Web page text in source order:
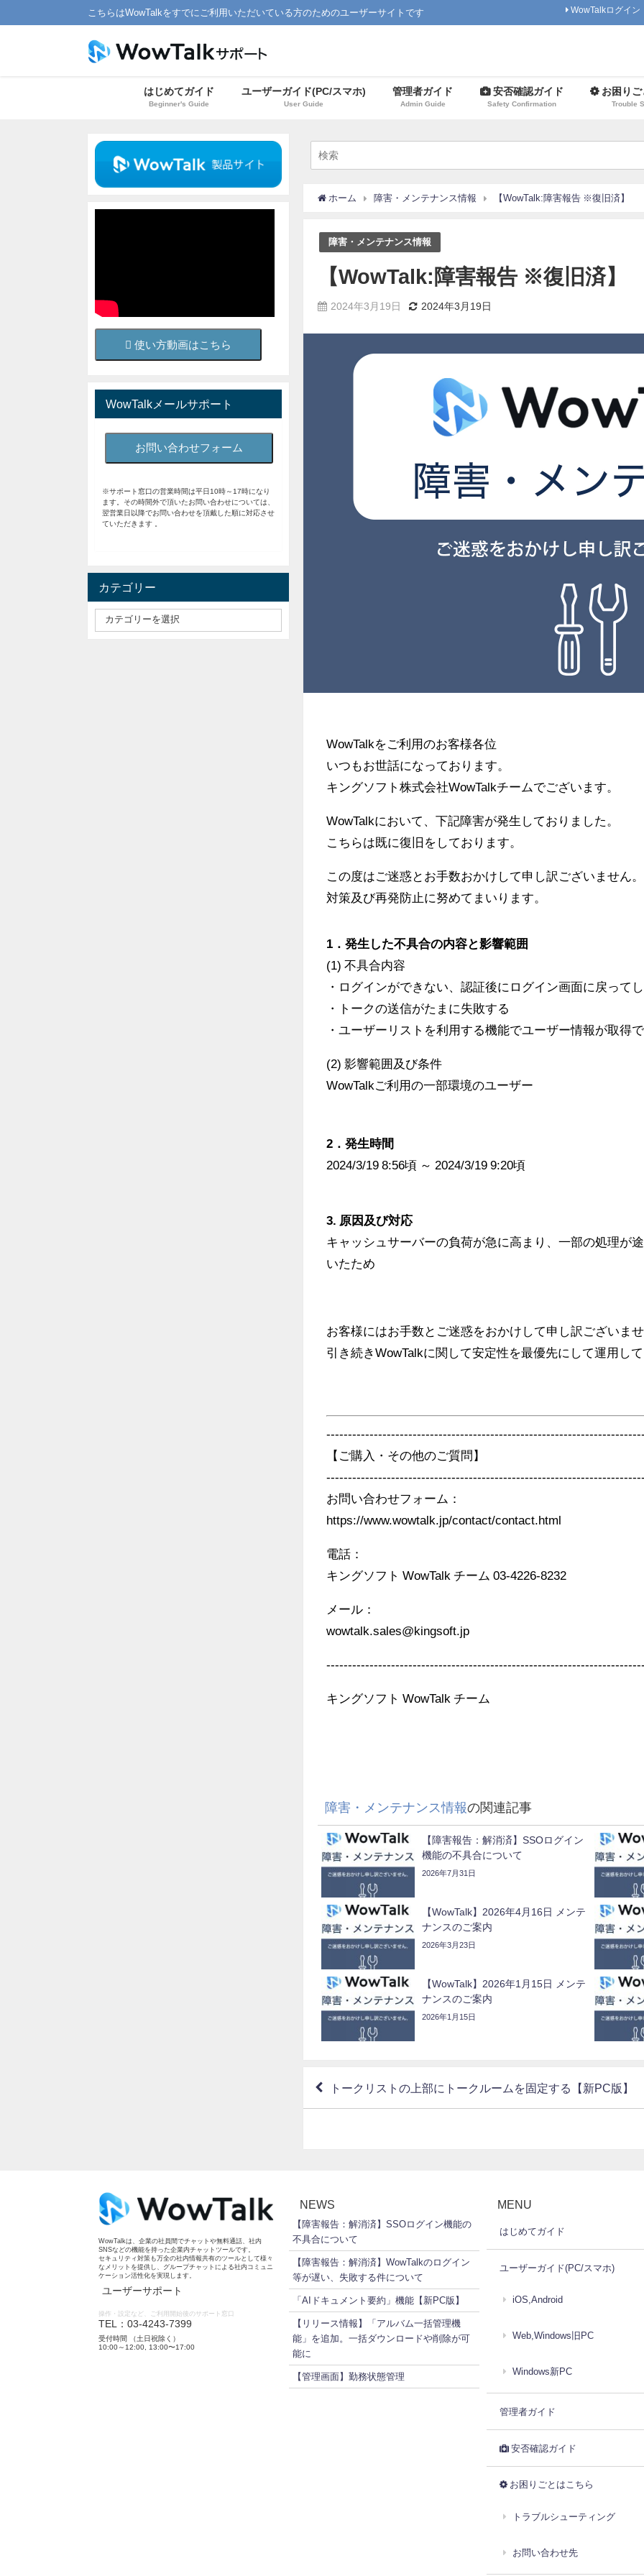
こちらはWowTalkをすでにご利用いただいている方のためのユーザーサイトです WowTalkログイン
はじめてガイド
Beginner's Guide
ユーザーガイド(PC/スマホ)
User Guide
管理者ガイド
Admin Guide
安否確認ガイド
Safety Confirmation
お困りご
Trouble
ホーム 障害・メンテナンス情報 【WowTalk:障害報告 ※復旧済】
障害・メンテナンス情報
【WowTalk:障害報告 ※復旧済】
2024年3月19日 2024年3月19日
WowTalkをご利用のお客様各位
いつもお世話になっております。
キングソフト株式会社WowTalkチームでございます。
WowTalkにおいて、下記障害が発生しておりました。
こちらは既に復旧をしております。
この度はご迷惑とお手数おかけして申し訳ございません。
対策及び再発防止に努めてまいります。
1．発生した不具合の内容と影響範囲
(1) 不具合内容
・ログインができない、認証後にログイン画面に戻って
・トークの送信がたまに失敗する
・ユーザーリストを利用する機能でユーザー情報が取得
(2) 影響範囲及び条件
WowTalkご利用の一部環境のユーザー
2．発生時間
2024/3/19 8:56頃 ～ 2024/3/19 9:20頃
3. 原因及び対応
キャッシュサーバーの負荷が急に高まり、一部の処理が
いたため
お客様にはお手数とご迷惑をおかけして申し訳ございませ
引き続きWowTalkに関して安定性を最優先にして運用して
【ご購入・その他のご質問】
お問い合わせフォーム：
https://www.wowtalk.jp/contact/contact.html
電話：
キングソフト WowTalk チーム 03-4226-8232
メール：
wowtalk.sales@kingsoft.jp
キングソフト WowTalk チーム
障害・メンテナンス情報の関連記事
【障害報告：解消済】SSOログイン
機能の不具合について
2026年7月31日
【WowTalk】2026年4月16日 メンテ
ナンスのご案内
2026年3月23日
【WowTalk】2026年1月15日 メンテ
ナンスのご案内
2026年1月15日
トークリストの上部にトークルームを固定する【新PC版】
使い方動画はこちら
WowTalkメールサポート
お問い合わせフォーム
※サポート窓口の営業時間は平日10時～17時になり
ます。その時間外で頂いたお問い合わせについては、
翌営業日以降でお問い合わせを頂戴した順に対応させ
ていただきます 。
カテゴリー
WowTalkは、企業の社員間でチャットや無料通話、社内
SNSなどの機能を持った企業内チャットツールです。
セキュリティ対策も万全の社内情報共有のツールとして様々
なメリットを提供し、グループチャットによる社内コミュニ
ケーション活性化を実現します。
ユーザーサポート
操作・設定など、ご利用開始後のサポート窓口
TEL：03-4243-7399
受付時間 （土日祝除く）
10:00～12:00, 13:00〜17:00
NEWS
【障害報告：解消済】SSOログイン機能の
不具合について
【障害報告：解消済】WowTalkのログイン
等が遅い、失敗する件について
「AIドキュメント要約」機能【新PC版】
【リリース情報】「アルバム一括管理機
能」を追加。一括ダウンロードや削除が可
能に
【管理画面】勤務状態管理
MENU
はじめてガイド
ユーザーガイド(PC/スマホ)
iOS,Android
Web,Windows旧PC
Windows新PC
管理者ガイド
安否確認ガイド
お困りごとはこちら
トラブルシューティング
お問い合わせ先